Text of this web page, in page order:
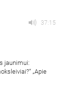
37:15
jaunimui:
„Apie